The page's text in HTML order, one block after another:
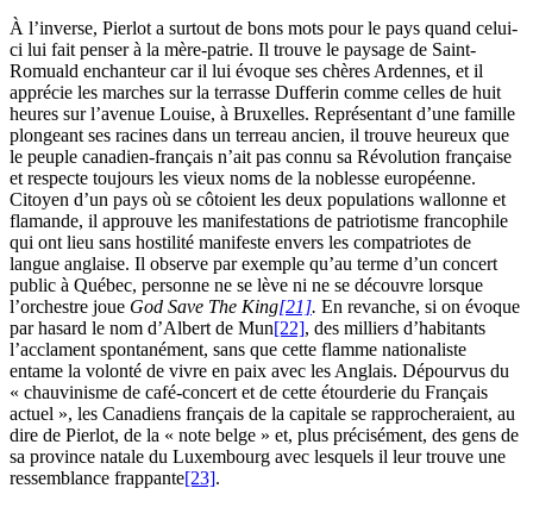
À l’inverse, Pierlot a surtout de bons mots pour le pays quand celui-
ci lui fait penser à la mère-patrie. Il trouve le paysage de Saint-
Romuald enchanteur car il lui évoque ses chères Ardennes, et il
apprécie les marches sur la terrasse Dufferin comme celles de huit
heures sur l’avenue Louise, à Bruxelles. Représentant d’une famille
plongeant ses racines dans un terreau ancien, il trouve heureux que
le peuple canadien-français n’ait pas connu sa Révolution française
et respecte toujours les vieux noms de la noblesse européenne.
Citoyen d’un pays où se côtoient les deux populations wallonne et
flamande, il approuve les manifestations de patriotisme francophile
qui ont lieu sans hostilité manifeste envers les compatriotes de
langue anglaise. Il observe par exemple qu’au terme d’un concert
public à Québec, personne ne se lève ni ne se découvre lorsque
l’orchestre joue God Save The King[21]. En revanche, si on évoque
par hasard le nom d’Albert de Mun[22], des milliers d’habitants
l’acclament spontanément, sans que cette flamme nationaliste
entame la volonté de vivre en paix avec les Anglais. Dépourvus du
« chauvinisme de café-concert et de cette étourderie du Français
actuel », les Canadiens français de la capitale se rapprocheraient, au
dire de Pierlot, de la « note belge » et, plus précisément, des gens de
sa province natale du Luxembourg avec lesquels il leur trouve une
ressemblance frappante[23].